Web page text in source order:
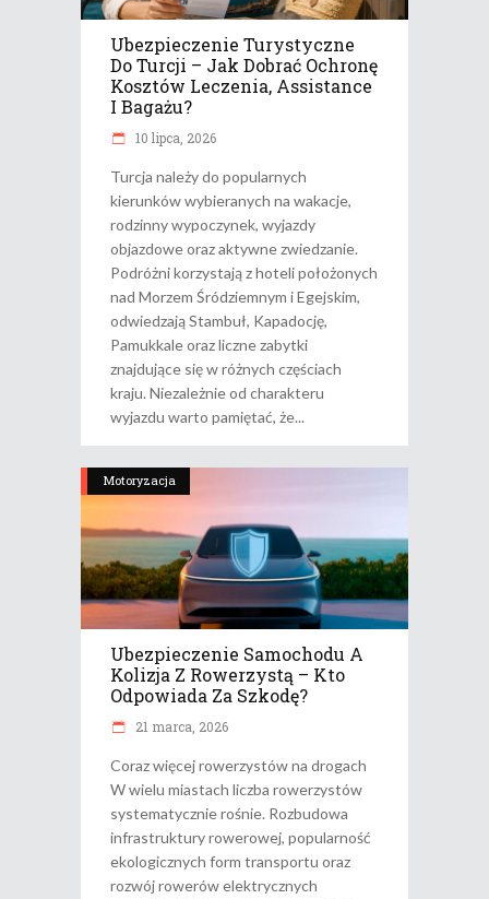
Ubezpieczenie Turystyczne
Do Turcji – Jak Dobrać Ochronę
Kosztów Leczenia, Assistance
I Bagażu?
10 lipca, 2026
Turcja należy do popularnych
kierunków wybieranych na wakacje,
rodzinny wypoczynek, wyjazdy
objazdowe oraz aktywne zwiedzanie.
Podróżni korzystają z hoteli położonych
nad Morzem Śródziemnym i Egejskim,
odwiedzają Stambuł, Kapadocję,
Pamukkale oraz liczne zabytki
znajdujące się w różnych częściach
kraju. Niezależnie od charakteru
wyjazdu warto pamiętać, że
Motoryzacja
Ubezpieczenie Samochodu A
Kolizja Z Rowerzystą – Kto
Odpowiada Za Szkodę?
21 marca, 2026
Coraz więcej rowerzystów na drogach
W wielu miastach liczba rowerzystów
systematycznie rośnie. Rozbudowa
infrastruktury rowerowej, popularność
ekologicznych form transportu oraz
rozwój rowerów elektrycznych